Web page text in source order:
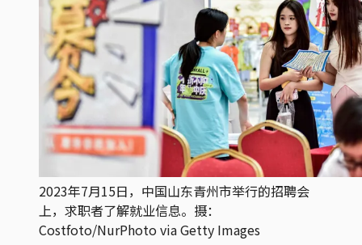
2023年7月15日，中国山东青州市举行的招聘会
上，求职者了解就业信息。摄：
Costfoto/NurPhoto via Getty Images